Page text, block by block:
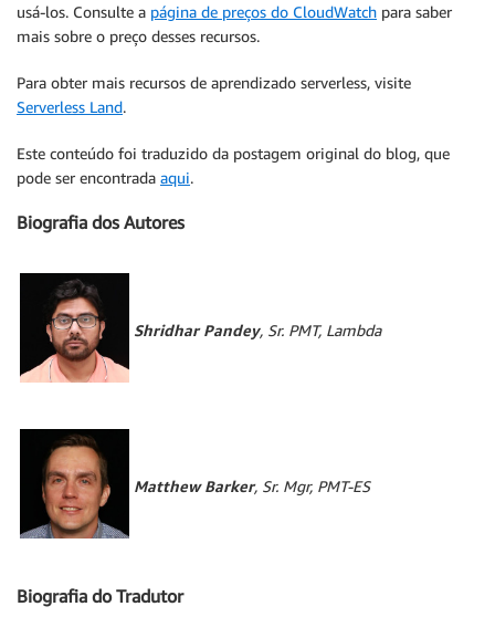
usá-los. Consulte a página de preços do CloudWatch para saber
mais sobre o preço desses recursos.
Para obter mais recursos de aprendizado serverless, visite
Serverless Land.
Este conteúdo foi traduzido da postagem original do blog, que
pode ser encontrada aqui.
Biografia dos Autores
Shridhar Pandey, Sr. PMT, Lambda
Matthew Barker, Sr. Mgr, PMT-ES
Biografia do Tradutor